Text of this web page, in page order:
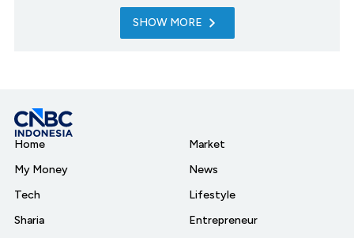
SHOW MORE
Home
My Money
Tech
Sharia
Market
News
Lifestyle
Entrepreneur